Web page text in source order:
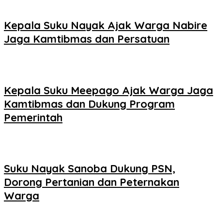
Kepala Suku Nayak Ajak Warga Nabire
Jaga Kamtibmas dan Persatuan
Kepala Suku Meepago Ajak Warga Jaga
Kamtibmas dan Dukung Program
Pemerintah
Suku Nayak Sanoba Dukung PSN,
Dorong Pertanian dan Peternakan
Warga